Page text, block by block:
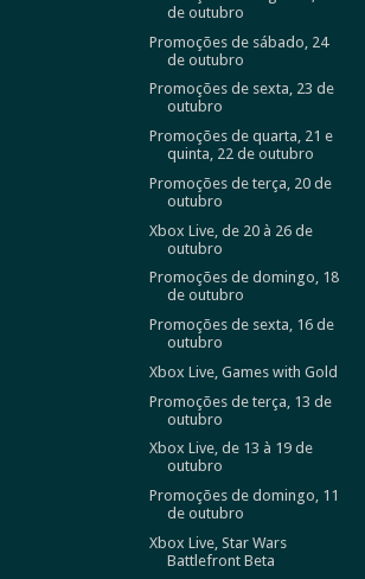
de outubro
Promoções de sábado, 24
de outubro
Promoções de sexta, 23 de
outubro
Promoções de quarta, 21 e
quinta, 22 de outubro
Promoções de terça, 20 de
outubro
Xbox Live, de 20 à 26 de
outubro
Promoções de domingo, 18
de outubro
Promoções de sexta, 16 de
outubro
Xbox Live, Games with Gold
Promoções de terça, 13 de
outubro
Xbox Live, de 13 à 19 de
outubro
Promoções de domingo, 11
de outubro
Xbox Live, Star Wars
Battlefront Beta